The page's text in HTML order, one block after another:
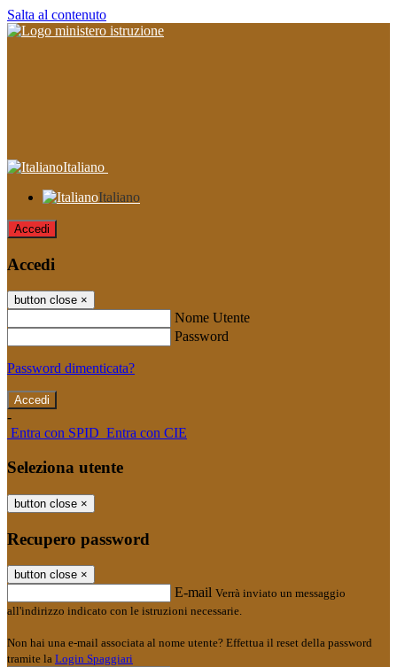
Salta al contenuto
Italiano
Italiano
Accedi
Accedi
button close ×
Nome Utente
Password
Password dimenticata?
-
Entra con SPID Entra con CIE
Seleziona utente
button close ×
Recupero password
button close ×
E-mail Verrà inviato un messaggio
all'indirizzo indicato con le istruzioni necessarie.
Non hai una e-mail associata al nome utente? Effettua il reset della password
tramite la Login Spaggiari